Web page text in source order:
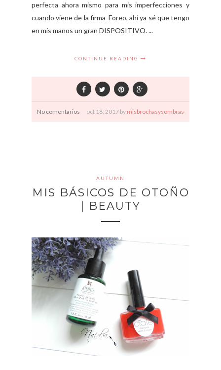
perfecta ahora mismo para mis imperfecciones y
cuando viene de la firma Foreo, ahí ya sé que tengo
en mis manos un gran DISPOSITIVO. ...
CONTINUE READING
No comentarios oct 18, 2017 by misbrochasysombras
AUTUMN
MIS BÁSICOS DE OTOÑO
| BEAUTY